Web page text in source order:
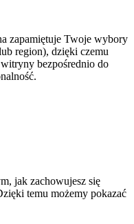
zapamiętuje Twoje wybory
region), dzięki czemu
bezpośrednio do
jak zachowujesz się
temu możemy pokazać